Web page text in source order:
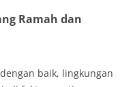
Ramah dan
baik, lingkungan